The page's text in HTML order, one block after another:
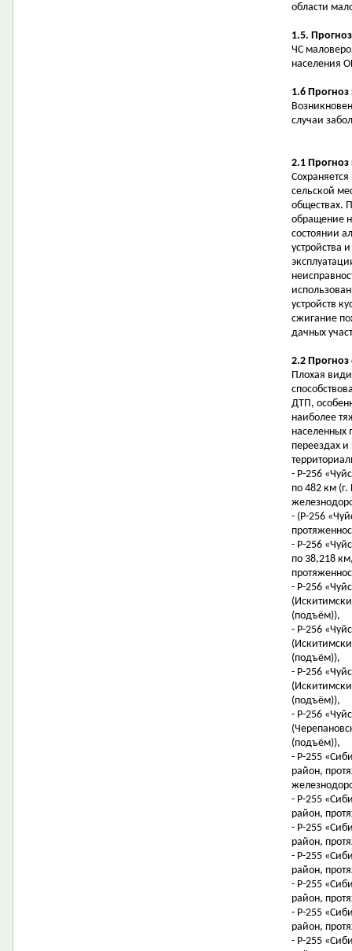
области
1.5.
ЧС
населения
1.6 Прогноз
случаи
2.1
сельской
обществах.
обращение
состоянии
устройства
устройств
сжигание
дачных
2.2 Прогноз
Плохая
ДТП,
наиболее
населенных
переездах
- Р-256
по 482 км
- (Р-256
- Р-256
по 38,218
- Р-256
(подъём)),
- Р-256
(подъём)),
- Р-256
(подъём)),
- Р-256
(подъём)),
- Р-255
район,
- Р-255
район,
- Р-255
район,
- Р-255
район,
- Р-255
район,
- Р-255
район,
- Р-255